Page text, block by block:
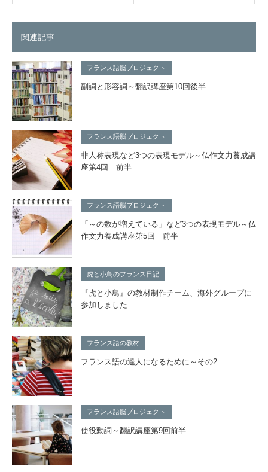
関連記事
フランス語脳プロジェクト
副詞と形容詞～翻訳講座第10回後半
フランス語脳プロジェクト
非人称表現など3つの表現モデル～仏作文力養成講
座第4回 前半
フランス語脳プロジェクト
「～の数が増えている」など3つの表現モデル～仏
作文力養成講座第5回 前半
虎と小鳥のフランス日記
『虎と小鳥』の教材制作チーム、海外グループに
参加しました
フランス語の教材
フランス語の達人になるために～その2
フランス語脳プロジェクト
使役動詞～翻訳講座第9回前半